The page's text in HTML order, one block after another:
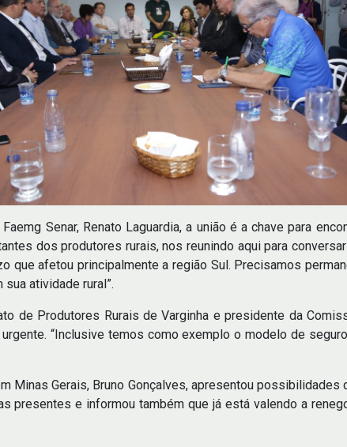
Senar, Renato Laguardia, a união é a chave para
dos produtores rurais, nos reunindo aqui para
que afetou principalmente a região Sul. Precisamos
atividade rural”.
de Produtores Rurais de Varginha e presidente da
“Inclusive temos como exemplo o modelo de
Minas Gerais, Bruno Gonçalves, apresentou
presentes e informou também que já está valendo a